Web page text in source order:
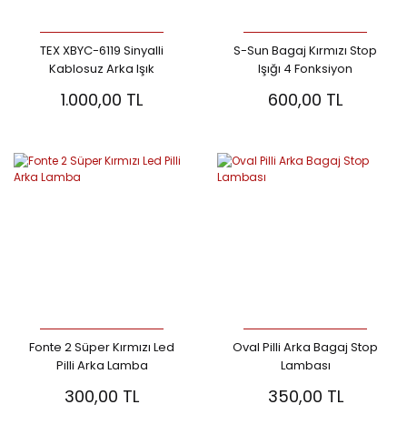
TEX XBYC-6119 Sinyalli
Kablosuz Arka Işık
1.000,00 TL
S-Sun Bagaj Kırmızı Stop
Işığı 4 Fonksiyon
600,00 TL
Fonte 2 Süper Kırmızı Led
Pilli Arka Lamba
300,00 TL
Oval Pilli Arka Bagaj Stop
Lambası
350,00 TL